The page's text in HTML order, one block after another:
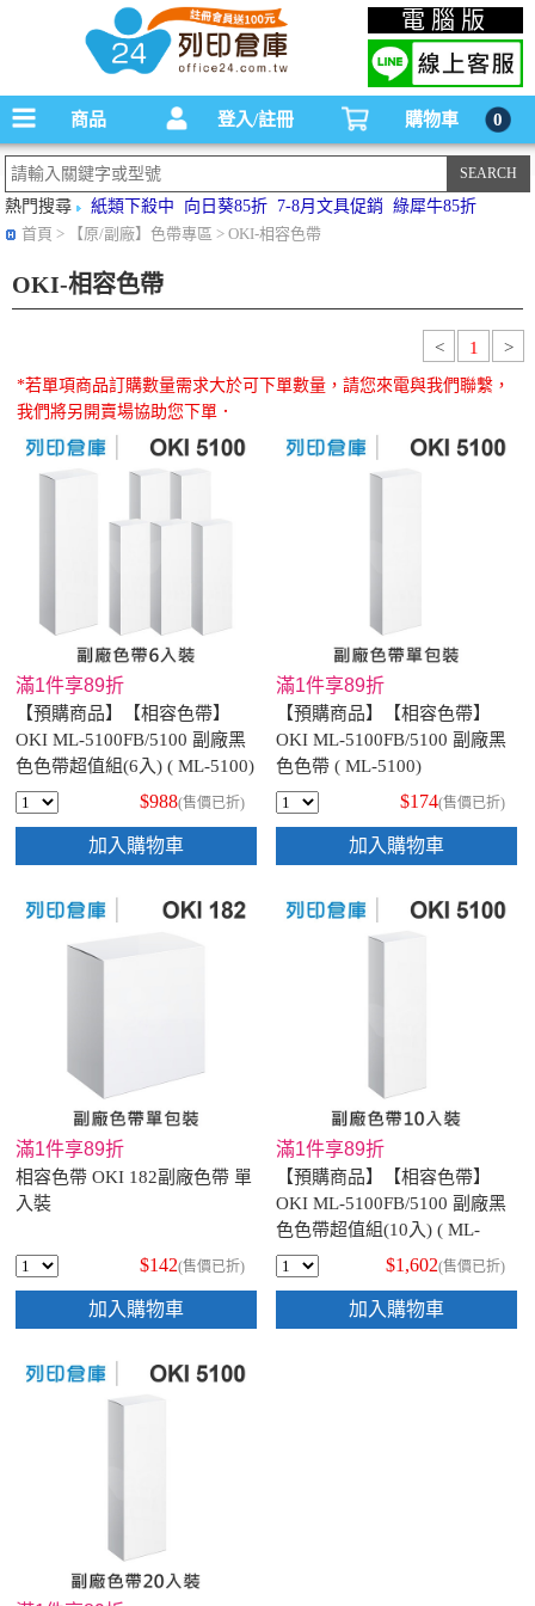
碳粉匣，墨水匣,原廠碳粉匣，副廠碳粉匣，環保碳粉匣,連續供墨印表機-office24列印
倉庫線上購物手機版
電腦版
商品 登入/註冊 購物車 0
熱門搜尋 紙類下殺中 向日葵85折 7-8月文具促銷
綠犀牛85折
首頁 > 【原/副廠】色帶專區 > OKI-相容色帶
OKI-相容色帶
< 1 >
*若單項商品訂購數量需求大於可下單數量，請您來電與我們聯繫，
我們將另開賣場協助您下單．
滿1件享89折
【預購商品】【相容色帶】
OKI ML-5100FB/5100 副廠黑
色色帶超值組(6入) ( ML-5100)
$988(售價已折)
加入購物車
滿1件享89折
【預購商品】【相容色帶】
OKI ML-5100FB/5100 副廠黑
色色帶 ( ML-5100)
$174(售價已折)
加入購物車
滿1件享89折
相容色帶 OKI 182副廠色帶 單
入裝
$142(售價已折)
加入購物車
滿1件享89折
【預購商品】【相容色帶】
OKI ML-5100FB/5100 副廠黑
色色帶超值組(10入) ( ML-
5100)
$1,602(售價已折)
加入購物車